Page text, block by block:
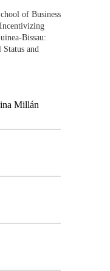
of Business
Bissau:
and